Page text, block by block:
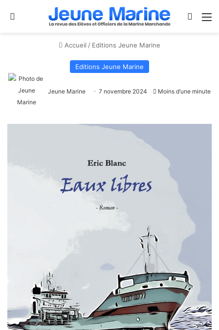
Se connecter
Accueil / Editions Jeune Marine
Editions Jeune Marine
Jeune Marine 7 novembre 2024 Moins d’une minute